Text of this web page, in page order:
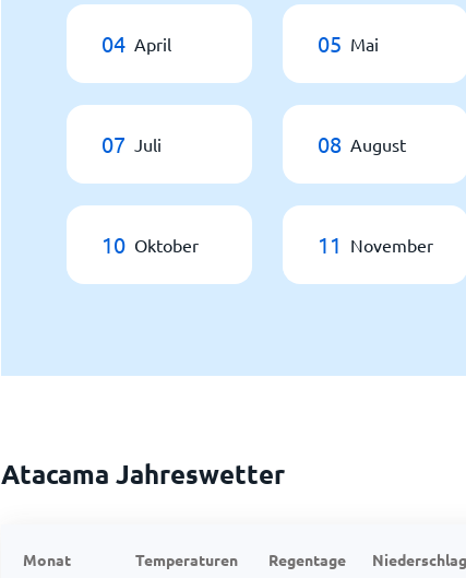
04 April 05 Mai
07 Juli 08 August
10 Oktober 11 November
Atacama Jahreswetter
Monat Temperaturen Regentage